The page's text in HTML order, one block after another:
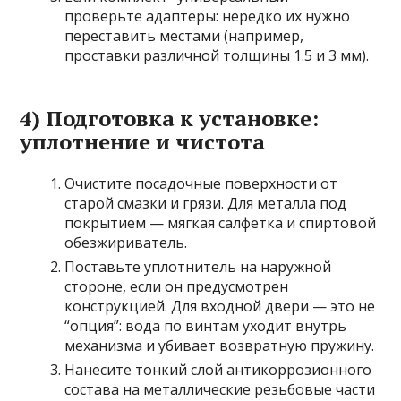
проверьте адаптеры: нередко их нужно
переставить местами (например,
проставки различной толщины 1.5 и 3 мм).
4) Подготовка к установке:
уплотнение и чистота
Очистите посадочные поверхности от
старой смазки и грязи. Для металла под
покрытием — мягкая салфетка и спиртовой
обезжириватель.
Поставьте уплотнитель на наружной
стороне, если он предусмотрен
конструкцией. Для входной двери — это не
“опция”: вода по винтам уходит внутрь
механизма и убивает возвратную пружину.
Нанесите тонкий слой антикоррозионного
состава на металлические резьбовые части